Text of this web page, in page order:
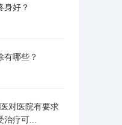
身好？
有哪些？
对医院有要求
治疗可...